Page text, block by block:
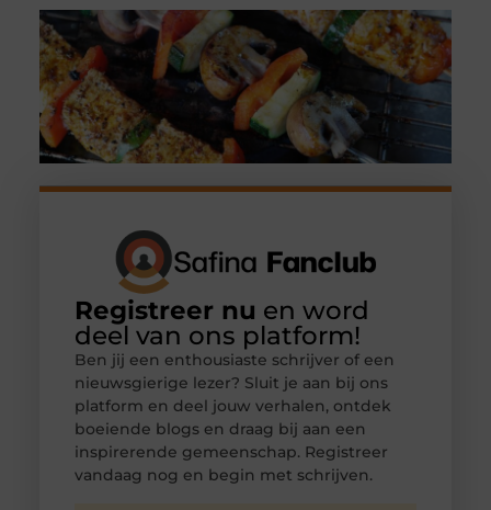
Registreer nu en word
deel van ons platform!
Ben jij een enthousiaste schrijver of een
nieuwsgierige lezer? Sluit je aan bij ons
platform en deel jouw verhalen, ontdek
boeiende blogs en draag bij aan een
inspirerende gemeenschap. Registreer
vandaag nog en begin met schrijven.